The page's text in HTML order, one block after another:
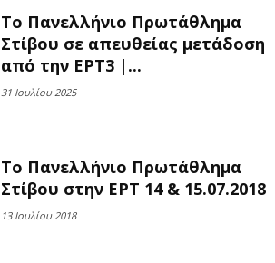
Το Πανελλήνιο Πρωτάθλημα
Στίβου σε απευθείας μετάδοση
από την ΕΡΤ3 |...
31 Ιουλίου 2025
Το Πανελλήνιο Πρωτάθλημα
Στίβου στην ΕΡΤ 14 & 15.07.2018
13 Ιουλίου 2018